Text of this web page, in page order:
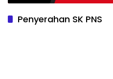
Penyerahan SK PNS